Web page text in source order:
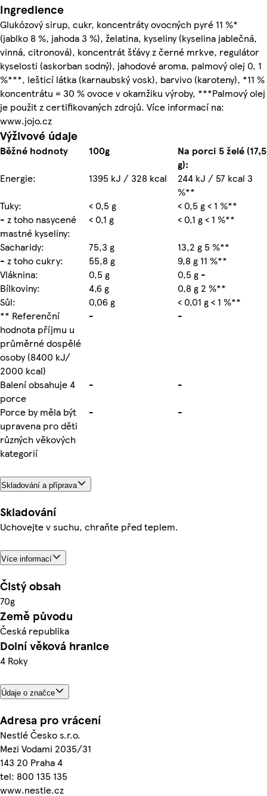
Ingredience
Glukózový sirup, cukr, koncentráty ovocných pyré 11 %*
(jablko 8 %, jahoda 3 %), želatina, kyseliny (kyselina jablečná,
vinná, citronová), koncentrát šťávy z černé mrkve, regulátor
kyselosti (askorban sodný), jahodové aroma, palmový olej 0, 1
%***, lešticí látka (karnaubský vosk), barvivo (karoteny), *11 %
koncentrátu = 30 % ovoce v okamžiku výroby, ***Palmový olej
je použit z certifikovaných zdrojů. Více informací na:
www.jojo.cz
Výživové údaje
Běžné hodnoty 100g
Na porci 5 želé (17,5
g):
Energie:
1395 kJ / 328 kcal
244 kJ / 57 kcal 3
%**
Tuky:
< 0,5 g
< 0,5 g < 1 %**
- z toho nasycené
mastné kyseliny:
< 0,1 g
< 0,1 g < 1 %**
Sacharidy:
75,3 g
13,2 g 5 %**
- z toho cukry:
55,8 g
9,8 g 11 %**
Vláknina:
0,5 g
0,5 g -
Bílkoviny:
4,6 g
0,8 g 2 %**
Sůl:
0,06 g
< 0,01 g < 1 %**
** Referenční
hodnota příjmu u
průměrné dospělé
osoby (8400 kJ/
2000 kcal)
- -
Balení obsahuje 4
porce
-
-
Porce by měla být
upravena pro děti
různých věkových
kategorií
- -
Skladování a příprava
Skladování
Uchovejte v suchu, chraňte před teplem.
Více informací
Čistý obsah
70g
Země původu
Česká republika
Dolní věková hranice
4 Roky
Údaje o značce
Adresa pro vrácení
Nestlé Česko s.r.o.
Mezi Vodami 2035/31
143 20 Praha 4
tel: 800 135 135
www.nestle.cz